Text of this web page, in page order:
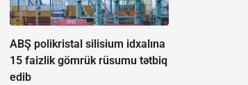
ABŞ polikristal silisium idxalına
15 faizlik gömrük rüsumu tətbiq
edib